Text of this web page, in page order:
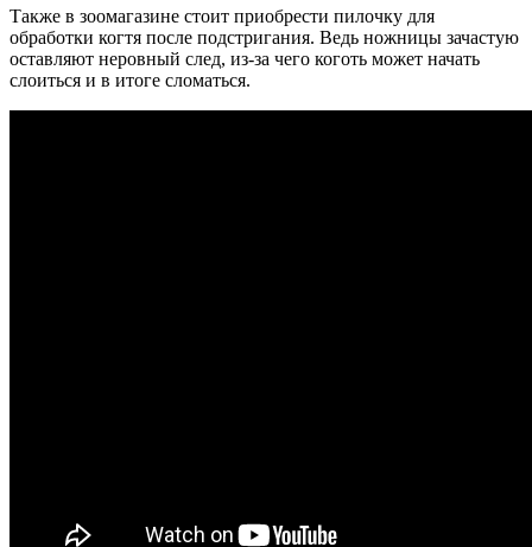
Также в зоомагазине стоит приобрести пилочку для
обработки когтя после подстригания. Ведь ножницы зачастую
оставляют неровный след, из-за чего коготь может начать
слоиться и в итоге сломаться.